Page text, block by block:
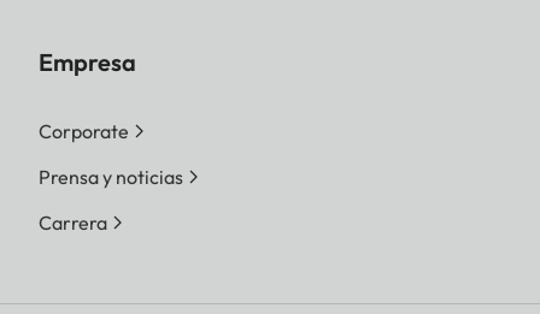
Empresa
Corporate
Prensa y noticias
Carrera